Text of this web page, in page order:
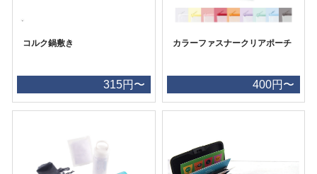
コルク鍋敷き
315円〜
カラーファスナークリアポーチ
400円〜